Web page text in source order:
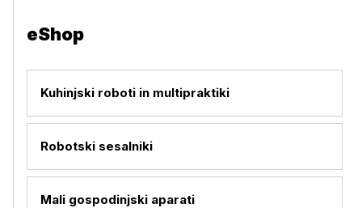
eShop
Kuhinjski roboti in multipraktiki
Robotski sesalniki
Mali gospodinjski aparati